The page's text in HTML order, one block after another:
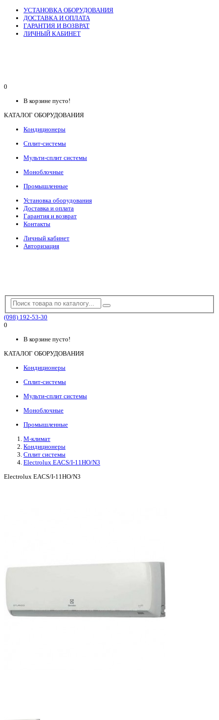
УСТАНОВКА ОБОРУДОВАНИЯ
ДОСТАВКА И ОПЛАТА
ГАРАНТИЯ И ВОЗВРАТ
ЛИЧНЫЙ КАБИНЕТ
0
В корзине пусто!
КАТАЛОГ ОБОРУДОВАНИЯ
Кондиционеры
Сплит-системы
Мульти-сплит системы
Моноблочные
Промышленные
Установка оборудования
Доставка и оплата
Гарантия и возврат
Контакты
Личный кабинет
Авторизация
(098) 192-53-30
0
В корзине пусто!
КАТАЛОГ ОБОРУДОВАНИЯ
Кондиционеры
Сплит-системы
Мульти-сплит системы
Моноблочные
Промышленные
М-климат
Кондиционеры
Сплит системы
Electrolux EACS/I-11HO/N3
Electrolux EACS/I-11HO/N3